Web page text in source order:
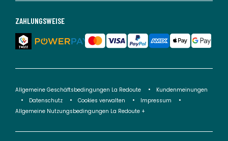
ZAHLUNGSWEISE
Allgemeine Geschäftsbedingungen La Redoute
Kundenmeinungen
Datenschutz
Cookies verwalten
Impressum
Allgemeine Nutzungsbedingungen La Redoute +